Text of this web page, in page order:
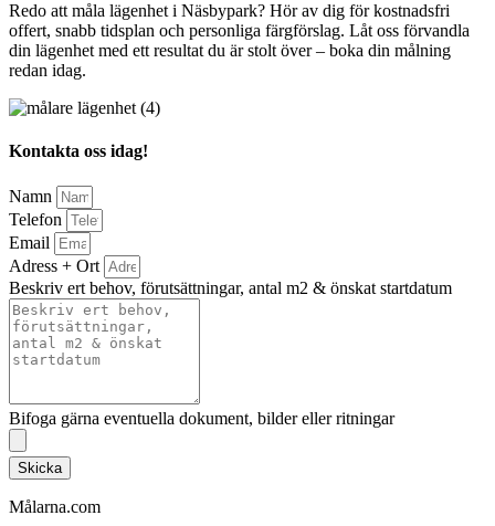
Redo att måla lägenhet i Näsbypark? Hör av dig för kostnadsfri
offert, snabb tidsplan och personliga färgförslag. Låt oss förvandla
din lägenhet med ett resultat du är stolt över – boka din målning
redan idag.
Kontakta oss idag!
Namn
Telefon
Email
Adress + Ort
Beskriv ert behov, förutsättningar, antal m2 & önskat startdatum
Bifoga gärna eventuella dokument, bilder eller ritningar
Skicka
Målarna.com